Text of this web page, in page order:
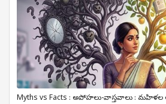
Myths vs Facts : అపోహలు-వాస్తవాలు : మహిళల